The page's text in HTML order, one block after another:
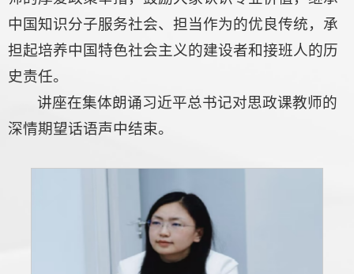
中国知识分子服务社会、担当作为的优良传统，承
担起培养中国特色社会主义的建设者和接班人的历
史责任。
讲座在集体朗诵习近平总书记对思政课教师的
深情期望话语声中结束。